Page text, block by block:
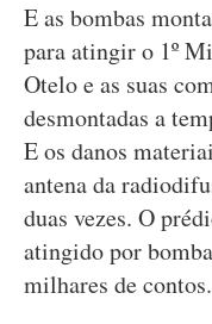
E as bombas
para atingir o 1º
Otelo e as suas
desmontadas a
E os danos
antena da
duas vezes. O
atingido por
milhares de